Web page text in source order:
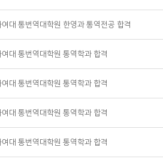
대 통번역대학원 한영과 통역전공 합격
대 통번역대학원 통역학과 합격
대 통번역대학원 통역학과 합격
대 통번역대학원 통역학과 합격
대 통번역대학원 통역학과 합격